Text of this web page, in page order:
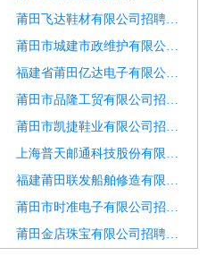
莆田飞达鞋材有限公司招聘护士
莆田市城建市政维护有限公司招聘护士
福建省莆田亿达电子有限公司招聘护士
莆田市品隆工贸有限公司招聘口腔护士
莆田市凯捷鞋业有限公司招聘护士
上海普天邮通科技股份有限公司招聘手术室护士
福建莆田联发船舶修造有限公司招聘护士长
莆田市时准电子有限公司招聘口腔护士
莆田金店珠宝有限公司招聘护士,护士长